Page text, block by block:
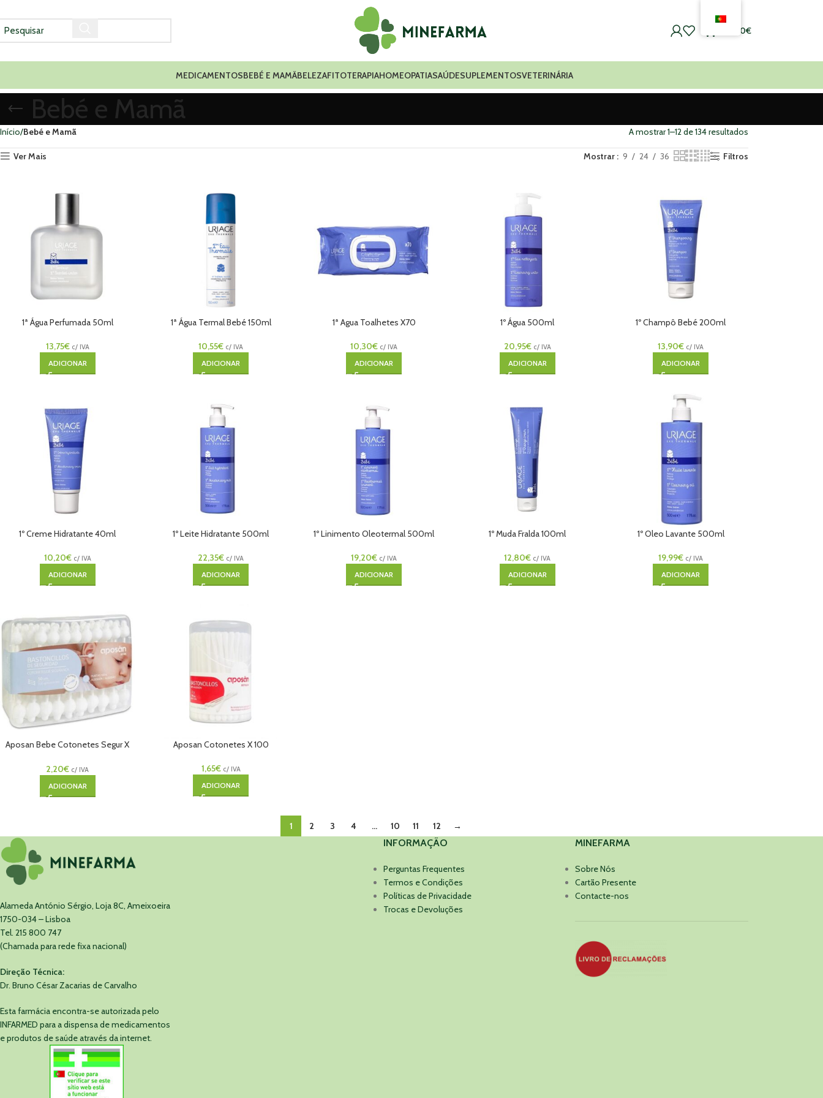
0,00€
MEDICAMENTOSBEBÉ E MAMÃBELEZAFITOTERAPIAHOMEOPATIASAÚDESUPLEMENTOSVETERINÁRIA
Bebé e Mamã
Início Bebé e Mamã A mostrar 1–12 de 134 resultados
Ver Mais Mostrar 9 24 36 Filtros
1ª Água Perfumada 50ml
13,75€ c/ IVA
ADICIONAR
1ª Água Termal Bebé 150ml
10,55€ c/ IVA
ADICIONAR
1ª Agua Toalhetes X70
10,30€ c/ IVA
ADICIONAR
1º Água 500ml
20,95€ c/ IVA
ADICIONAR
1º Champô Bebé 200ml
13,90€ c/ IVA
ADICIONAR
1º Creme Hidratante 40ml
10,20€ c/ IVA
ADICIONAR
1º Leite Hidratante 500ml
22,35€ c/ IVA
ADICIONAR
1º Linimento Oleotermal 500ml
19,20€ c/ IVA
ADICIONAR
1º Muda Fralda 100ml
12,80€ c/ IVA
ADICIONAR
1º Oleo Lavante 500ml
19,99€ c/ IVA
ADICIONAR
Aposan Bebe Cotonetes Segur X
2,20€ c/ IVA
ADICIONAR
Aposan Cotonetes X 100
1,65€ c/ IVA
ADICIONAR
1 2 3 4 … 10 11 12 →
Alameda António Sérgio, Loja 8C, Ameixoeira
1750-034 – Lisboa
Tel. 215 800 747
(Chamada para rede fixa nacional)
Direção Técnica:
Dr. Bruno César Zacarias de Carvalho
Esta farmácia encontra-se autorizada pelo
INFARMED para a dispensa de medicamentos
e produtos de saúde através da internet.
INFORMAÇÃO
Perguntas Frequentes
Termos e Condições
Políticas de Privacidade
Trocas e Devoluções
MINEFARMA
Sobre Nós
Cartão Presente
Contacte-nos